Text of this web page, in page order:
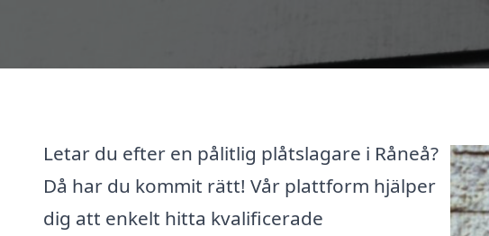
Letar du efter en pålitlig plåtslagare i Råneå?
Då har du kommit rätt! Vår plattform hjälper
dig att enkelt hitta kvalificerade